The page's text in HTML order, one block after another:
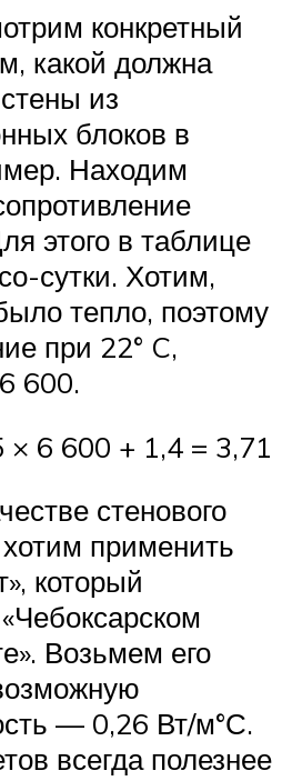
конкретный
какой должна
из
блоков в
Находим
этого в таблице
сутки. Хотим,
тепло, поэтому
при 22° C,
600.
× 6 600 + 1,4 = 3,71
стенового
применить
который
Возьмем его
— 0,26 Вт/м°С.
всегда полезнее